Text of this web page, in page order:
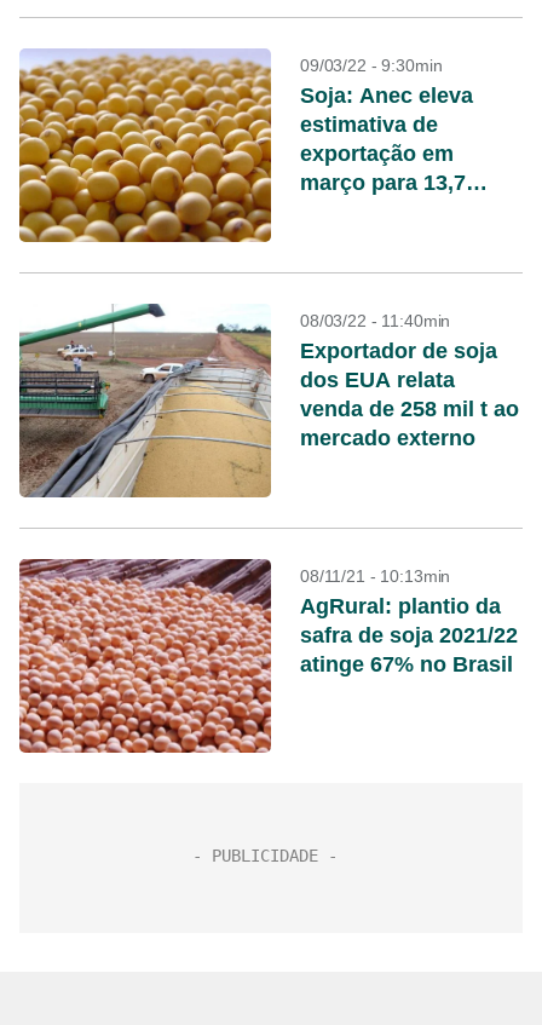
09/03/22 - 9:30min
Soja: Anec eleva
estimativa de
exportação em
março para 13,7
08/03/22 - 11:40min
Exportador de soja
dos EUA relata
venda de 258 mil t ao
mercado externo
08/11/21 - 10:13min
AgRural: plantio da
safra de soja 2021/22
atinge 67% no Brasil